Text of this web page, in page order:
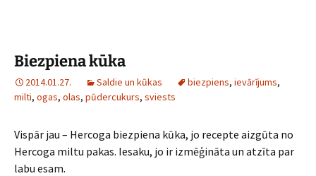
Biezpiena kūka
2014.01.27. Saldie un kūkas biezpiens, ievārījums,
milti, ogas, olas, pūdercukurs, sviests
Vispār jau – Hercoga biezpiena kūka, jo recepte aizgūta no
Hercoga miltu pakas. Iesaku, jo ir izmēģināta un atzīta par
labu esam.